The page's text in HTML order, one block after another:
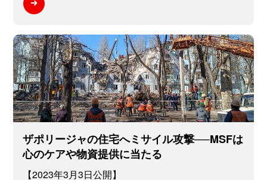
ザポリージャの住宅へミサイル攻撃──MSFは
心のケアや物資提供に当たる
【2023年3月3日公開】